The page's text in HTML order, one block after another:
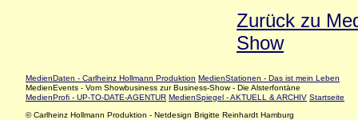
Zurück zu
Show
MedienDaten - Carlheinz Hollmann Produktion MedienStationen - Das ist mein Leben
MedienEvents - Vom Showbusiness zur Business-Show - Die Alsterfontäne
MedienProfi - UP-TO-DATE-AGENTUR MedienSpiegel - AKTUELL & ARCHIV Startseite
© Carlheinz Hollmann Produktion - Netdesign Brigitte Reinhardt Hamburg